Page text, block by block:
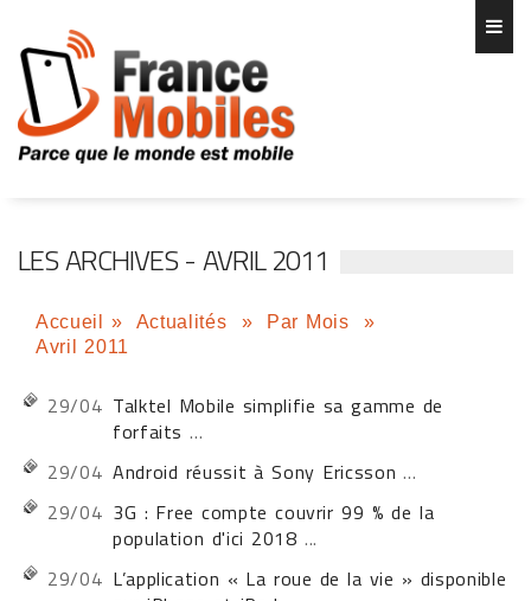
LES ARCHIVES - AVRIL 2011
Accueil » Actualités » Par Mois
»
Avril 2011
29/04 Talktel Mobile simplifie sa gamme de
forfaits ...
29/04 Android réussit à Sony Ericsson ...
29/04 3G : Free compte couvrir 99 % de la
population d'ici 2018 ...
29/04 L’application « La roue de la vie » disponible